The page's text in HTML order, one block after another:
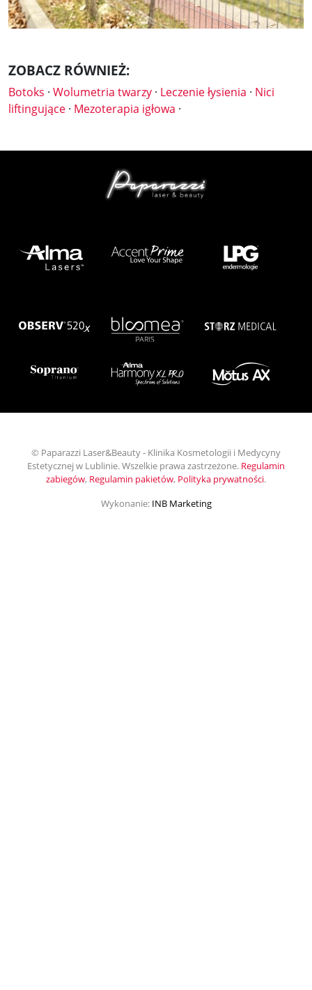
ZOBACZ RÓWNIEŻ:
Botoks · Wolumetria twarzy · Leczenie łysienia · Nici
liftingujące · Mezoterapia igłowa ·
© Paparazzi Laser&Beauty - Klinika Kosmetologii i Medycyny
Estetycznej w Lublinie. Wszelkie prawa zastrzeżone. Regulamin
zabiegów, Regulamin pakietów, Polityka prywatności.
Wykonanie: INB Marketing